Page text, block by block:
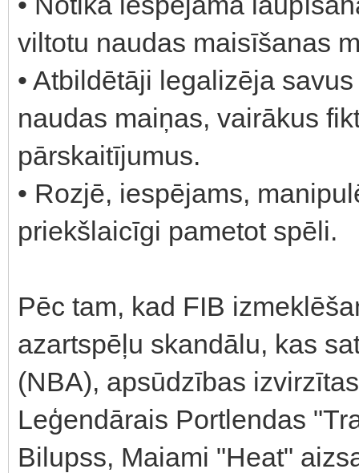
viltotu naudas maisīšanas
• Atbildētāji legalizēja
naudas maiņas, vairākus
pārskaitījumus.
• Rozjē, iespējams,
priekšlaicīgi pametot spēli.
Pēc tam, kad FIB
azartspēļu skandālu, kas
(NBA), apsūdzības
Leģendārais Portlendas
Bilupss, Maiami "Heat"